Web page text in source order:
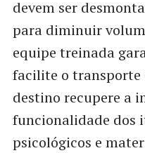
devem ser
para diminuir
equipe treinada
facilite o transporte
destino recupere a
funcionalidade dos
psicológicos e